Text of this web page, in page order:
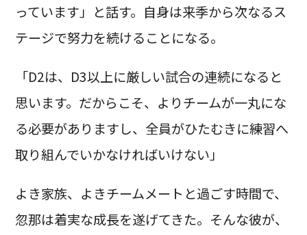
っています」と話す。自身は来季から次なるス
テージで努力を続けることになる。
「D2は、D3以上に厳しい試合の連続になると
思います。だからこそ、よりチームが一丸にな
る必要がありますし、全員がひたむきに練習へ
取り組んでいかなければいけない」
よき家族、よきチームメートと過ごす時間で、
忽那は着実な成長を遂げてきた。そんな彼が、